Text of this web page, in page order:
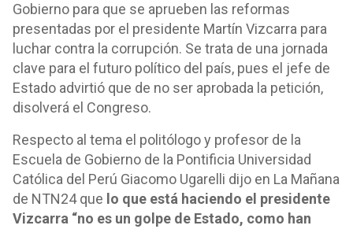
Gobierno para que se aprueben las reformas
presentadas por el presidente Martín Vizcarra para
luchar contra la corrupción. Se trata de una jornada
clave para el futuro político del país, pues el jefe de
Estado advirtió que de no ser aprobada la petición,
disolverá el Congreso.
Respecto al tema el politólogo y profesor de la
Escuela de Gobierno de la Pontificia Universidad
Católica del Perú Giacomo Ugarelli dijo en La Mañana
de NTN24 que lo que está haciendo el presidente
Vizcarra “no es un golpe de Estado, como han